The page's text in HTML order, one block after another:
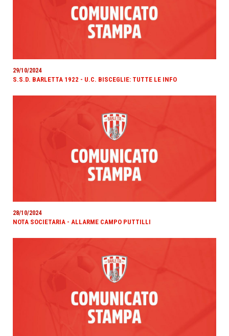
29/10/2024
S.S.D. BARLETTA 1922 - U.C. BISCEGLIE: TUTTE LE INFO
28/10/2024
NOTA SOCIETARIA - ALLARME CAMPO PUTTILLI